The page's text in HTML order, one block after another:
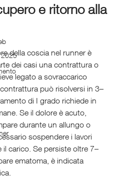
2025
e ritorno alla
della coscia nel runner è
dei casi una contrattura o
legato a sovraccarico
può risolversi in 3–
di I grado richiede in
Se il dolore è acuto,
durante un allungo o
sospendere i lavori
il carico. Se persiste oltre 7–
ematoma, è indicata